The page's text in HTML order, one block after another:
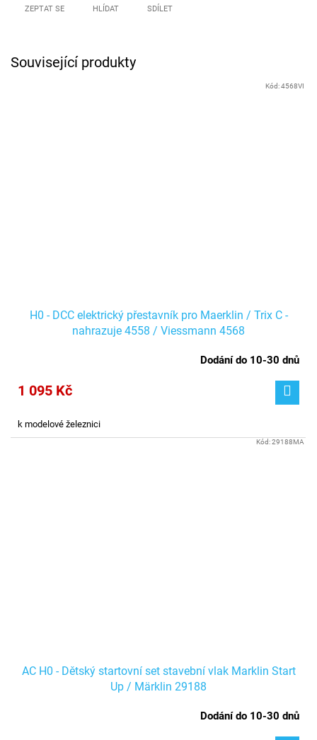
ZEPTAT SE HLÍDAT SDÍLET
Související produkty
H0 - DCC elektrický přestavník pro Maerklin / Trix C -
nahrazuje 4558 / Viessmann 4568
Dodání do 10-30 dnů
1 095 Kč
k modelové železnici
Kód:4568VI
AC H0 - Dětský startovní set stavební vlak Marklin Start
Up / Märklin 29188
Dodání do 10-30 dnů
Kód:29188MA